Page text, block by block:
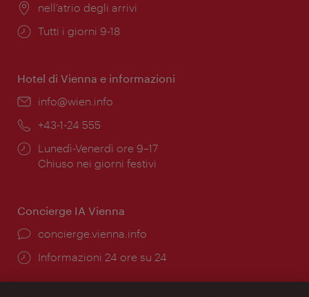
Posizione:
nell’atrio degli arrivi
Orari
Tutti i giorni 9-18
Hotel di Vienna e informazioni
Email:
info@wien.info
Telefono:
+43-1-24 555
Orari
di
Lunedì-Venerdì ore 9–17
Chiuso nei giorni festivi
Concierge IA Vienna
Ort:
concierge.vienna.info
Öffnungszeiten:
Informazioni 24 ore su 24